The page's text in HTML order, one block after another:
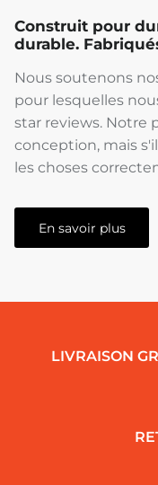
Construit pour
durable.
Nous soutenons
pour lesquelles
star reviews. Notre
conception, mais
les choses
En savoir plus
LIVRAISON